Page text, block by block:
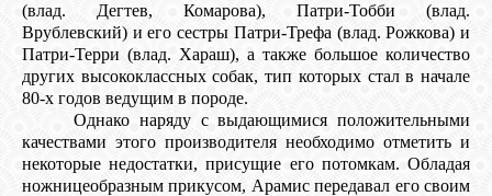
(влад. Дегтев, Комарова), Патри-Тобби (влад.
Врублевский) и его сестры Патри-Трефа (влад. Рожкова) и
Патри-Терри (влад. Хараш), а также большое количество
других высококлассных собак, тип которых стал в начале
80-х годов ведущим в породе.
Однако наряду с выдающимися положительными
качествами этого производителя необходимо отметить и
некоторые недостатки, присущие его потомкам. Обладая
ножницеобразным прикусом, Арамис передавал его своим